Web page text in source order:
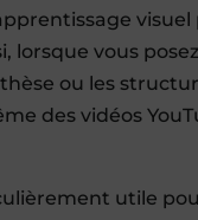
lorsque vous
ou les
des vidéos
utile